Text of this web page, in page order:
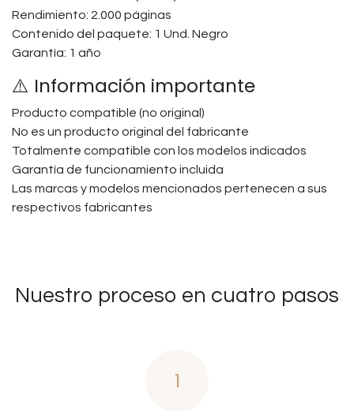
Rendimiento: 2.000 páginas
Contenido del paquete: 1 Und. Negro
Garantía: 1 año
⚠️ Información importante
Producto compatible (no original)
No es un producto original del fabricante
Totalmente compatible con los modelos indicados
Garantía de funcionamiento incluida
Las marcas y modelos mencionados pertenecen a sus
respectivos fabricantes
Nuestro proceso en cuatro pasos
1